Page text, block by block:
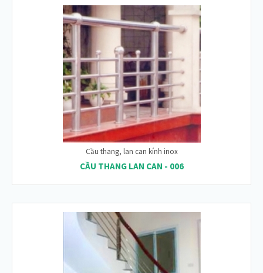
Cầu thang, lan can kính inox
CẦU THANG LAN CAN - 006